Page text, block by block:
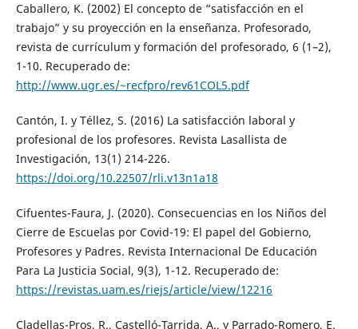
Caballero, K. (2002) El concepto de “satisfacción en el
trabajo” y su proyección en la enseñanza. Profesorado,
revista de currículum y formación del profesorado, 6 (1–2),
1-10. Recuperado de:
http://www.ugr.es/~recfpro/rev61COL5.pdf
Cantón, I. y Téllez, S. (2016) La satisfacción laboral y
profesional de los profesores. Revista Lasallista de
Investigación, 13(1) 214-226.
https://doi.org/10.22507/rli.v13n1a18
Cifuentes-Faura, J. (2020). Consecuencias en los Niños del
Cierre de Escuelas por Covid-19: El papel del Gobierno,
Profesores y Padres. Revista Internacional De Educación
Para La Justicia Social, 9(3), 1-12. Recuperado de:
https://revistas.uam.es/riejs/article/view/12216
Cladellas-Pros, R., Castelló-Tarrida, A., y Parrado-Romero, E.